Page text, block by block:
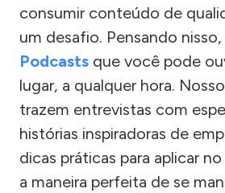
consumir conteúdo de
um desafio. Pensando
Podcasts que você pode
lugar, a qualquer hora.
trazem entrevistas com
histórias inspiradoras de
dicas práticas para aplicar
a maneira perfeita de se